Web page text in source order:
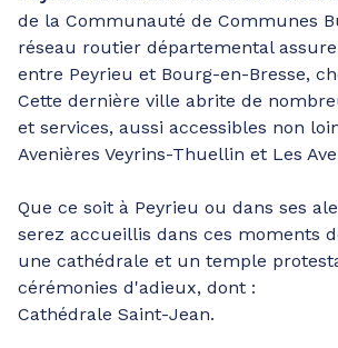
de la Communauté de Communes
réseau routier départemental
entre Peyrieu et Bourg-en-Bresse,
Cette dernière ville abrite de
et services, aussi accessibles non
Avenières Veyrins-Thuellin et Les
Que ce soit à Peyrieu ou dans ses
serez accueillis dans ces moments
une cathédrale et un temple
cérémonies d'adieux, dont :
Cathédrale Saint-Jean.